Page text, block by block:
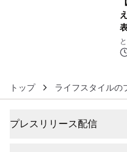
トップ ライフスタイルの
プレスリリース配信